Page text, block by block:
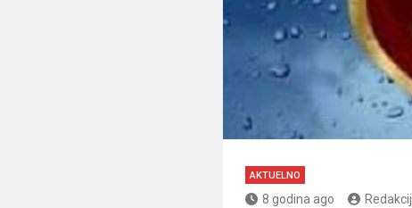
AKTUELNO
8 godina ago